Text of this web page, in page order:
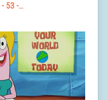
53 -...